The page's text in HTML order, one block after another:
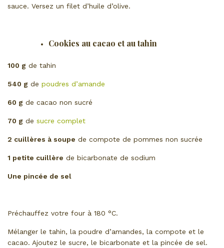
sauce. Versez un filet d’huile d’olive.
Cookies au cacao et au tahin
100 g de tahin
540 g de poudres d’amande
60 g de cacao non sucré
70 g de sucre complet
2 cuillères à soupe de compote de pommes non sucrée
1 petite cuillère de bicarbonate de sodium
Une pincée de sel
Préchauffez votre four à 180 °C.
Mélanger le tahin, la poudre d’amandes, la compote et le
cacao. Ajoutez le sucre, le bicarbonate et la pincée de sel.